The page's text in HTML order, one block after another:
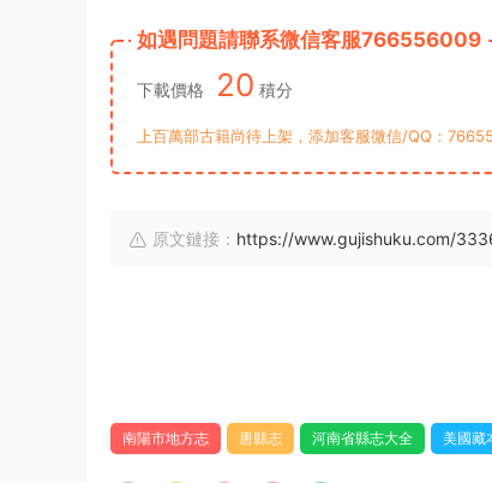
如遇問題請聯系微信客服766556009
下載價格 20 積分
上百萬部古籍尚待上架，添加客服微信/QQ：
原文鏈接： https://www.gujishuku.com/
南陽市地方志 唐縣志 河南省縣志大全 美國藏